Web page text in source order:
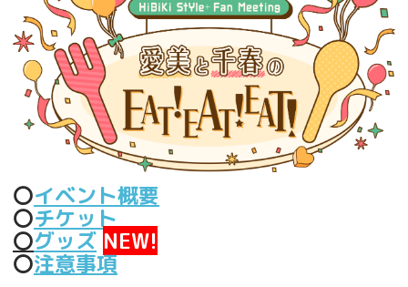
〇イベント概要
〇チケット
〇グッズ NEW!
〇注意事項